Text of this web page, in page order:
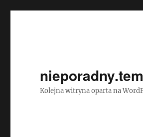
Kolejna witryna oparta na